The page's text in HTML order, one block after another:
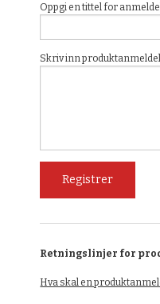
Oppgi en tittel for
Skriv inn
Retningslinjer for
Hva skal en